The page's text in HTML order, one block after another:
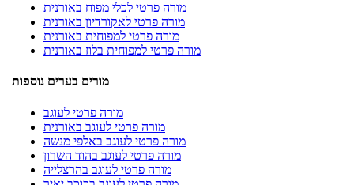
מורה פרטי לכלי מפוח באורנית
מורה פרטי לאקורדיון באורנית
מורה פרטי למפוחית באורנית
מורה פרטי למפוחית בלוז באורנית
מורים בערים נוספות
מורה פרטי לעוגב
מורה פרטי לעוגב באורנית
מורה פרטי לעוגב באלפי מנשה
מורה פרטי לעוגב בהוד השרון
מורה פרטי לעוגב בהרצלייה